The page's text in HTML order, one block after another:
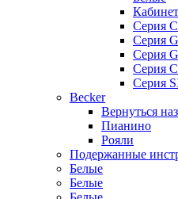
Серия
Серия
Серия
Серия
Серия
Becker
Вернуться
Пианино
Рояли
Подержанные
Белые
Белые